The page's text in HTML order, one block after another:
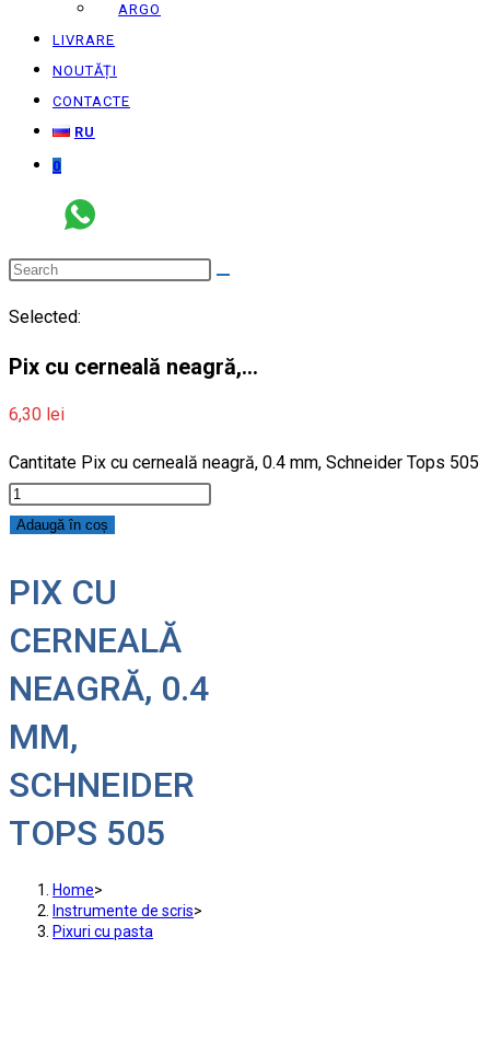
ARGO
LIVRARE
NOUTĂȚI
CONTACTE
RU
0
Selected:
Pix cu cerneală neagră,…
6,30 lei
Cantitate Pix cu cerneală neagră, 0.4 mm, Schneider Tops 505
Adaugă în coș
PIX CU
CERNEALĂ
NEAGRĂ, 0.4
MM,
SCHNEIDER
TOPS 505
Home>
Instrumente de scris>
Pixuri cu pasta